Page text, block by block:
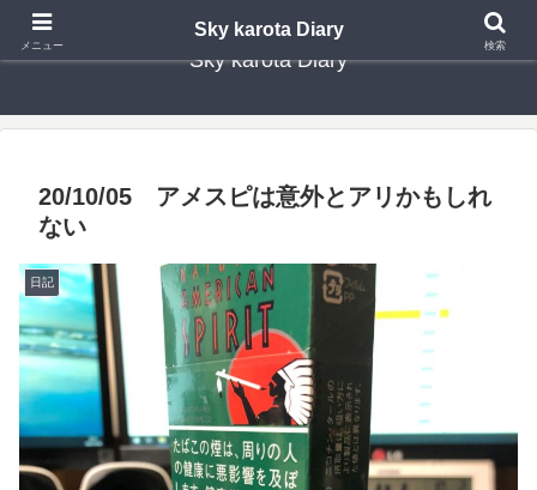
Sky karota Diary
20/10/05 アメスピは意外とアリかもしれ
ない
日記
メニュー
Sky karota Diary
検索